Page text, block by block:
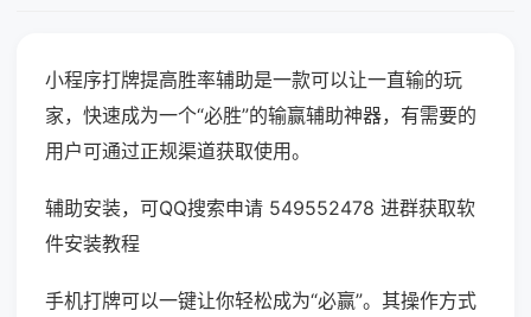
小程序打牌提高胜率辅助是一款可以让一直输的玩
家，快速成为一个“必胜”的输赢辅助神器，有需要的
用户可通过正规渠道获取使用。
辅助安装，可QQ搜索申请 549552478 进群获取软
件安装教程
手机打牌可以一键让你轻松成为“必赢”。其操作方式